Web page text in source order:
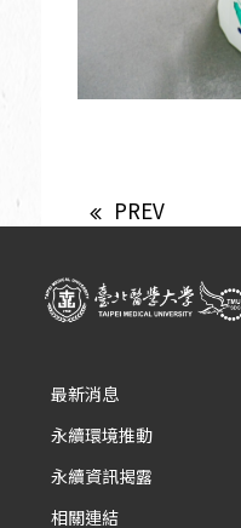
PREV
最新消息
永續環境推動
永續資訊揭露
相關連結